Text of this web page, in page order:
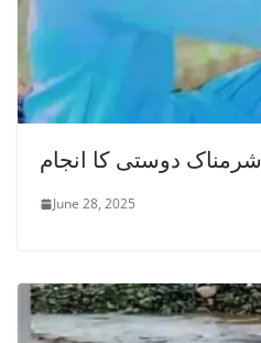
شرمناک دوستی کا انجام
June 28, 2025